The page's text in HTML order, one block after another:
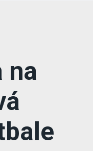
na